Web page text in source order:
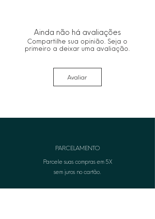
Ainda não há avaliações
Compartilhe sua opinião. Seja o
primeiro a deixar uma avaliação.
Avaliar
PARCELAMENTO
Parcele suas compras em 5X
sem juros no cartão.